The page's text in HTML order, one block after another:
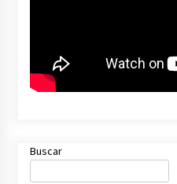
Buscar